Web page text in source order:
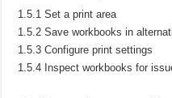
1.5.1 Set a print area
1.5.2 Save workbooks in
1.5.3 Configure print settings
1.5.4 Inspect workbooks for